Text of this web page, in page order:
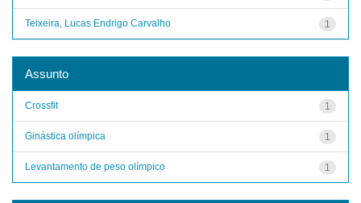
1
Teixeira, Lucas Endrigo Carvalho
Assunto
1
Crossfit
1
Ginástica olímpica
1
Levantamento de peso olímpico